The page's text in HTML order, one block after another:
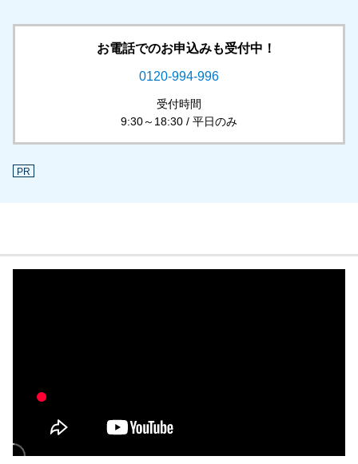
お電話でのお申込みも受付中！
0120-994-996
受付時間
9:30～18:30 / 平日のみ
PR